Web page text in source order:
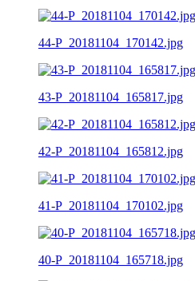
44-P_20181104_170142.jpg
43-P_20181104_165817.jpg
42-P_20181104_165812.jpg
41-P_20181104_170102.jpg
40-P_20181104_165718.jpg